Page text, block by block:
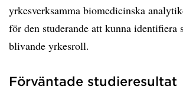
yrkesverksamma biomedicinska
för den studerande att kunna identifiera
blivande yrkesroll.
Förväntade studieresultat